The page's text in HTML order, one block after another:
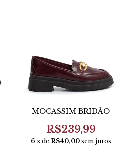
MOCASSIM BRIDÃO
R$239,99
6 x de R$40,00 sem juros